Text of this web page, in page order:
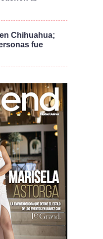
Chihuahua;
fue